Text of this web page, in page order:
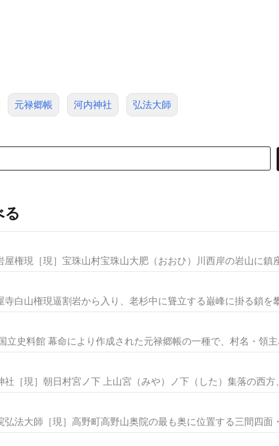
元禄郷帳 河内神社 弘法大師
る
権現［現］宝珠山村宝珠山大肥（おおひ）川西岸の岩山に鎮
白山権現逼割岩から入り、老杉中に聳立する巌峰に掛る鎖を
立史料館 幕命により作成された元禄郷帳の一種で、村名・領
［現］朝日村宮ノ下 上山宮（みや）ノ下（した）集落の西方
法大師［現］高野町高野山奥院の最も奥に位置する三間四面